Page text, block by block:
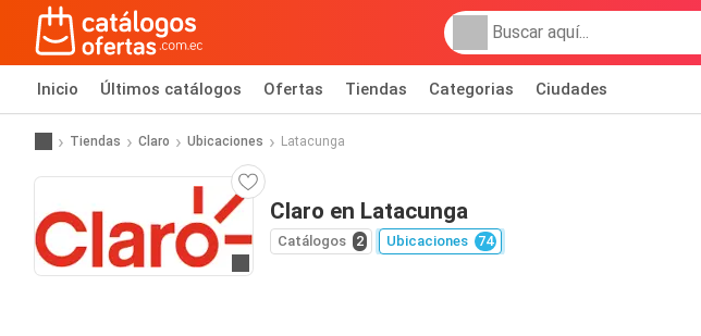
Inicio Últimos catálogos Ofertas Tiendas Categorias Ciudades
Tiendas Claro Ubicaciones Latacunga
Claro en Latacunga
Catálogos 2 Ubicaciones 74